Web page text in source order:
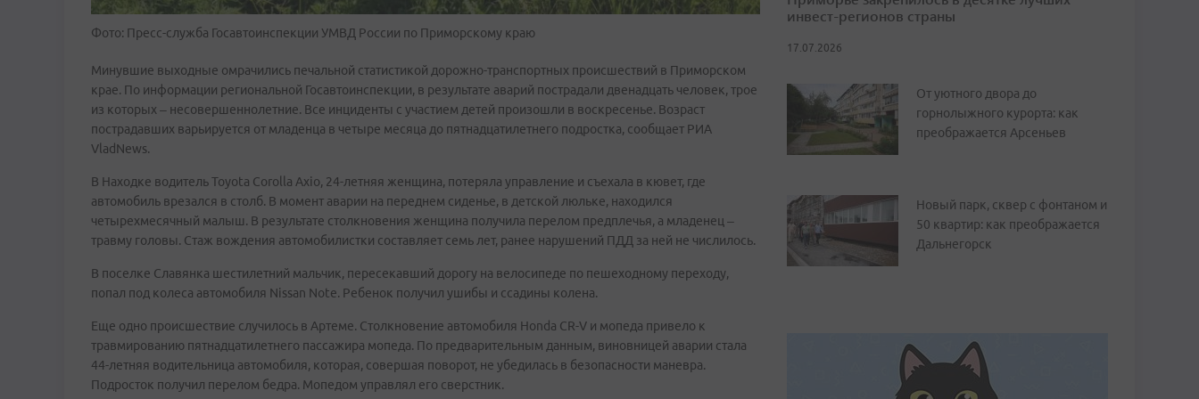
Фото: Пресс-служба Госавтоинспекции УМВД России по Приморскому краю
Минувшие выходные омрачились печальной статистикой дорожно-транспортных происшествий в Приморском
крае. По информации региональной Госавтоинспекции, в результате аварий пострадали двенадцать человек, трое
из которых – несовершеннолетние. Все инциденты с участием детей произошли в воскресенье. Возраст
пострадавших варьируется от младенца в четыре месяца до пятнадцатилетнего подростка, сообщает РИА
VladNews.
В Находке водитель Toyota Corolla Axio, 24-летняя женщина, потеряла управление и съехала в кювет, где
автомобиль врезался в столб. В момент аварии на переднем сиденье, в детской люльке, находился
четырехмесячный малыш. В результате столкновения женщина получила перелом предплечья, а младенец –
травму головы. Стаж вождения автомобилистки составляет семь лет, ранее нарушений ПДД за ней не числилось.
В поселке Славянка шестилетний мальчик, пересекавший дорогу на велосипеде по пешеходному переходу,
попал под колеса автомобиля Nissan Note. Ребенок получил ушибы и ссадины колена.
Еще одно происшествие случилось в Артеме. Столкновение автомобиля Honda CR-V и мопеда привело к
травмированию пятнадцатилетнего пассажира мопеда. По предварительным данным, виновницей аварии стала
44-летняя водительница автомобиля, которая, совершая поворот, не убедилась в безопасности маневра.
Подросток получил перелом бедра. Мопедом управлял его сверстник.
инвест-регионов страны
17.07.2026
От уютного двора до
горнолыжного курорта: как
преображается Арсеньев
Новый парк, сквер с фонтаном и
50 квартир: как преображается
Дальнегорск